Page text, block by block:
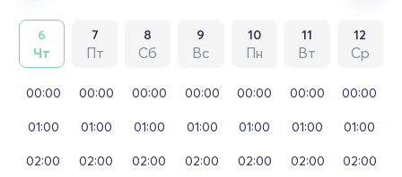
6
Чт
7
Пт
8
Сб
9
Вс
10
Пн
11
Вт
12
Ср
00:00
01:00
02:00
00:00
01:00
02:00
00:00
01:00
02:00
00:00
01:00
02:00
00:00
01:00
02:00
00:00
01:00
02:00
00:00
01:00
02:00